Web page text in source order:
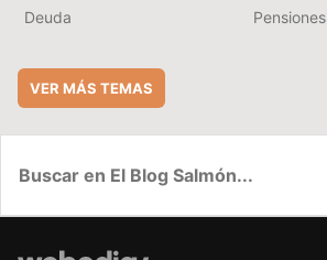
Deuda Pensiones
VER MÁS TEMAS